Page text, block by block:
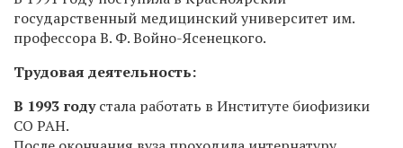
государственный медицинский университет им.
профессора В. Ф. Войно-Ясенецкого.
Трудовая деятельность:
В 1993 годустала работать в Институте биофизики
СО РАН.